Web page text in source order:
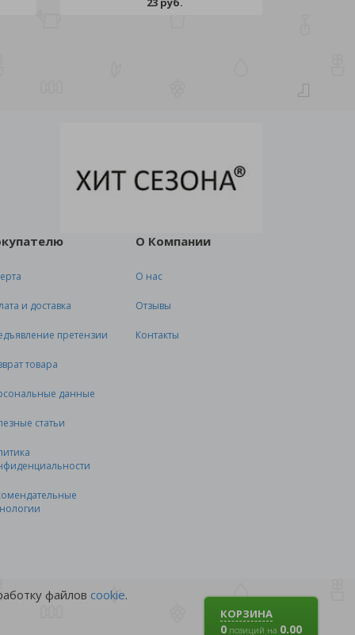
КОРЗИНА
0 позиций на 0.00
и доставка
претензии
товара
данные
статьи
О Компании
О нас
Отзывы
Контакты
файлов cookie.